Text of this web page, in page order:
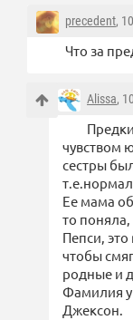
precedent,
Что за
Alissa,
чувством
сестры
Ее мама
то
Пепси,
чтобы
родные и
Фамилия у
Джексон.